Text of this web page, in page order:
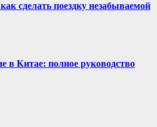
сделать поездку незабываемой
в Китае: полное руководство